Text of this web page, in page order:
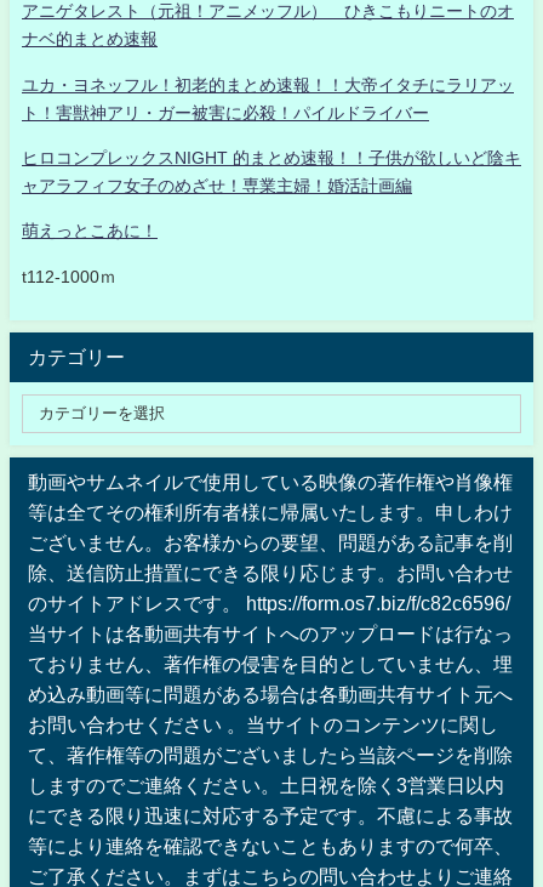
アニゲタレスト（元祖！アニメッフル） ひきこもりニートのオ
ナベ的まとめ速報
ユカ・ヨネッフル！初老的まとめ速報！！大帝イタチにラリアッ
ト！害獣神アリ・ガー被害に必殺！パイルドライバー
ヒロコンプレックスNIGHT 的まとめ速報！！子供が欲しいど陰キ
ャアラフィフ女子のめざせ！専業主婦！婚活計画編
萌えっとこあに！
t112-1000ｍ
カテゴリー
動画やサムネイルで使用している映像の著作権や肖像権
等は全てその権利所有者様に帰属いたします。申しわけ
ございません。お客様からの要望、問題がある記事を削
除、送信防止措置にできる限り応じます。お問い合わせ
のサイトアドレスです。 https://form.os7.biz/f/c82c6596/
当サイトは各動画共有サイトへのアップロードは行なっ
ておりません、著作権の侵害を目的としていません、埋
め込み動画等に問題がある場合は各動画共有サイト元へ
お問い合わせください 。当サイトのコンテンツに関し
て、著作権等の問題がございましたら当該ページを削除
しますのでご連絡ください。土日祝を除く3営業日以内
にできる限り迅速に対応する予定です。不慮による事故
等により連絡を確認できないこともありますので何卒、
ご了承ください。まずはこちらの問い合わせよりご連絡